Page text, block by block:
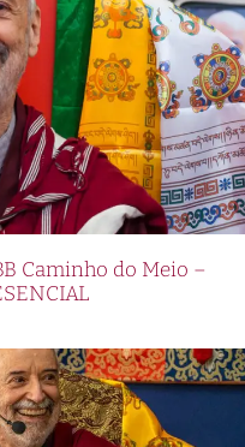
Caminho do Meio –